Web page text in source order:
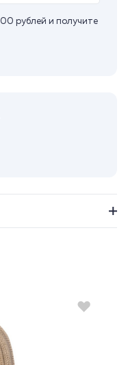
рублей и получите